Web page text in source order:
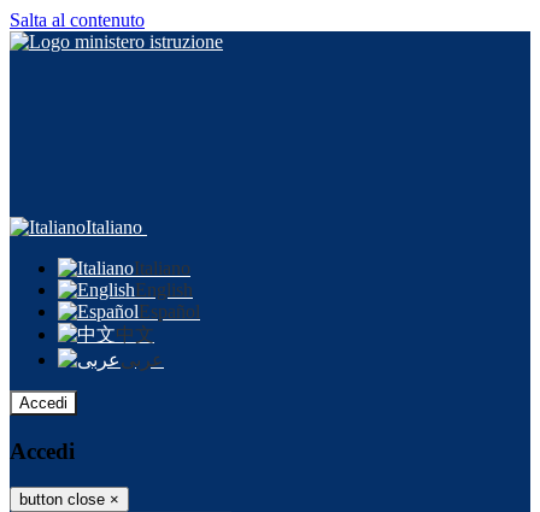
Salta al contenuto
Italiano
Italiano
English
Español
中文
عربى
Accedi
Accedi
button close ×